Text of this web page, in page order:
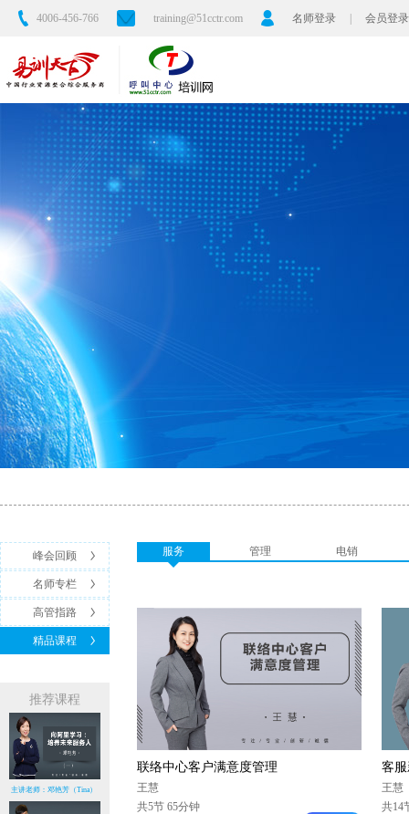
4006-456-766 training@51cctr.com 名师登录 会员登录
峰会回顾
名师专栏
高管指路
精品课程
推荐课程
主讲老师：邓艳芳（Tina）
服务 管理 电销
联络中心客户满意度管理
王慧
共5节 65分钟
客
王慧
共14